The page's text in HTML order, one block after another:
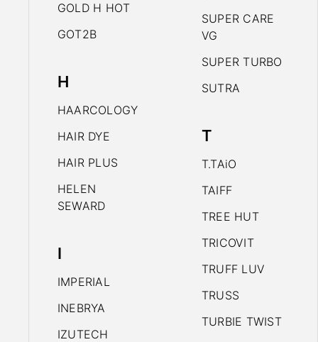
GOLD H HOT
GOT2B
H
HAARCOLOGY
HAIR DYE
HAIR PLUS
HELEN
SEWARD
I
IMPERIAL
INEBRYA
IZUTECH
SUPER CARE
VG
SUPER TURBO
SUTRA
T
T.TAiO
TAIFF
TREE HUT
TRICOVIT
TRUFF LUV
TRUSS
TURBIE TWIST